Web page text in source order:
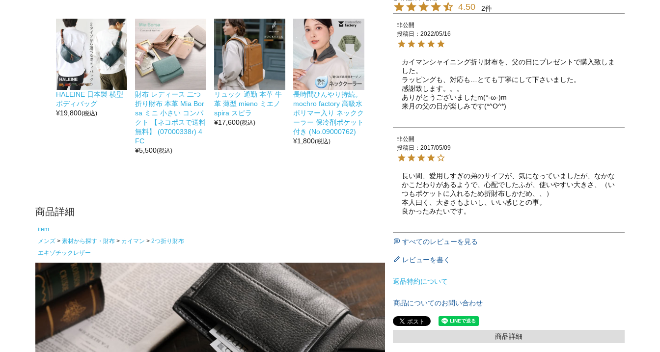
HALEINE 日本製 横型
ボディバッグ
¥19,800(税込)
財布 レディース 二つ
折り財布 本革 Mia Bor
sa ミニ 小さい コンパ
クト 【ネコポスで送料
無料】 (07000338r) 4
FC
¥5,500(税込)
リュック 通勤 本革 牛
革 薄型 mieno ミエノ
spira スピラ
¥17,600(税込)
長時間ひんやり持続。
mochro factory 高吸水
ポリマー入り ネックク
ーラー 保冷剤ポケット
付き (No.09000762)
¥1,800(税込)
商品詳細
item
メンズ
素材から探す・財布 カイマン
2つ折り財布
エキゾチックレザー
4.50 2
非公開
投稿日
2022/05/16
カイマンシャイニング折り財布を、父の日にプレゼントで購入致しま
した。
ラッピングも、対応も…とても丁寧にして下さいました。
感謝致します。。。
ありがとうございましたm(*-ω-)m
来月の父の日が楽しみです(*^O^*)
非公開
投稿日
2017/05/09
長い間、愛用しすぎの弟のサイフが、気になっていましたが、なかな
かこだわりがあるようで、心配でしたふが、使いやすい大きさ、（い
つもポケットに入れるため折財布しかだめ、、）
本人曰く、大きさもよいし、いい感じとの事。
良かったみたいです。
すべてのレビューを見る
レビューを書く
返品特約について
商品についてのお問い合わせ
商品詳細